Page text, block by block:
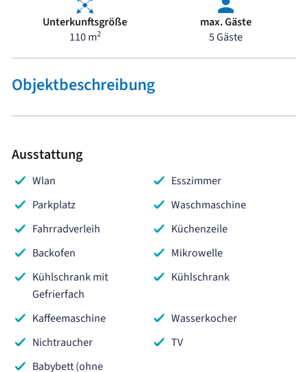
Unterkunftsgröße
110 m2
max. Gäste
5 Gäste
Objektbeschreibung
Ausstattung
Wlan
Esszimmer
Parkplatz
Waschmaschine
Fahrradverleih
Küchenzeile
Backofen
Mikrowelle
Kühlschrank mit
Gefrierfach
Kühlschrank
Kaffeemaschine
Wasserkocher
Nichtraucher
TV
Babybett (ohne